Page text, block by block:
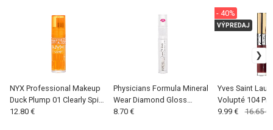
NYX Professional Makeup
Duck Plump 01 Clearly Spicy
(W) 7 ml, Lesk na pery
12.80 €
Physicians Formula Mineral
Wear Diamond Gloss
Crystal Clear (W) 4.6 ml,
8.70 €
Yves Saint
Volupté 104
(W) 6 ml -
VÝPREDAJ
- 40%
9.99 € 16.65 €